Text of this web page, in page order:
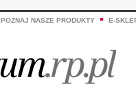
POZNAJ NASZE PRODUKTY E-